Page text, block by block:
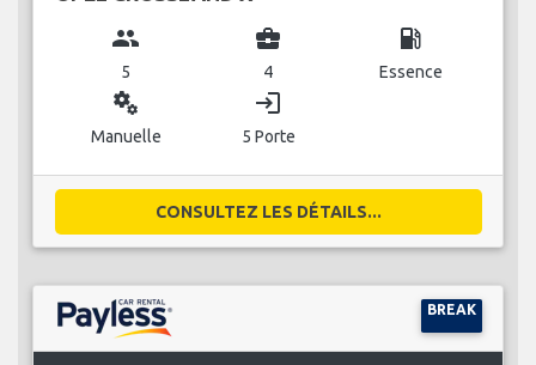
group
5
business_center
4
local_gas_station
Essence
miscellaneous_services
Manuelle
login
5 Porte
CONSULTEZ LES DÉTAILS...
BREAK